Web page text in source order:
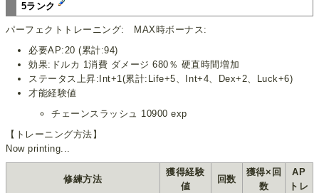
5ランク
パーフェクトトレーニング: MAX時ボーナス:
必要AP:20 (累計:94)
効果:ドルカ 1消費 ダメージ 680％ 硬直時間増加
ステータス上昇:Int+1(累計:Life+5、Int+4、Dex+2、Luck+6)
才能経験値
チェーンスラッシュ 10900 exp
【トレーニング方法】
Now printing...
修練方法
獲得経験
値
回数
獲得×回
数
AP
トレ